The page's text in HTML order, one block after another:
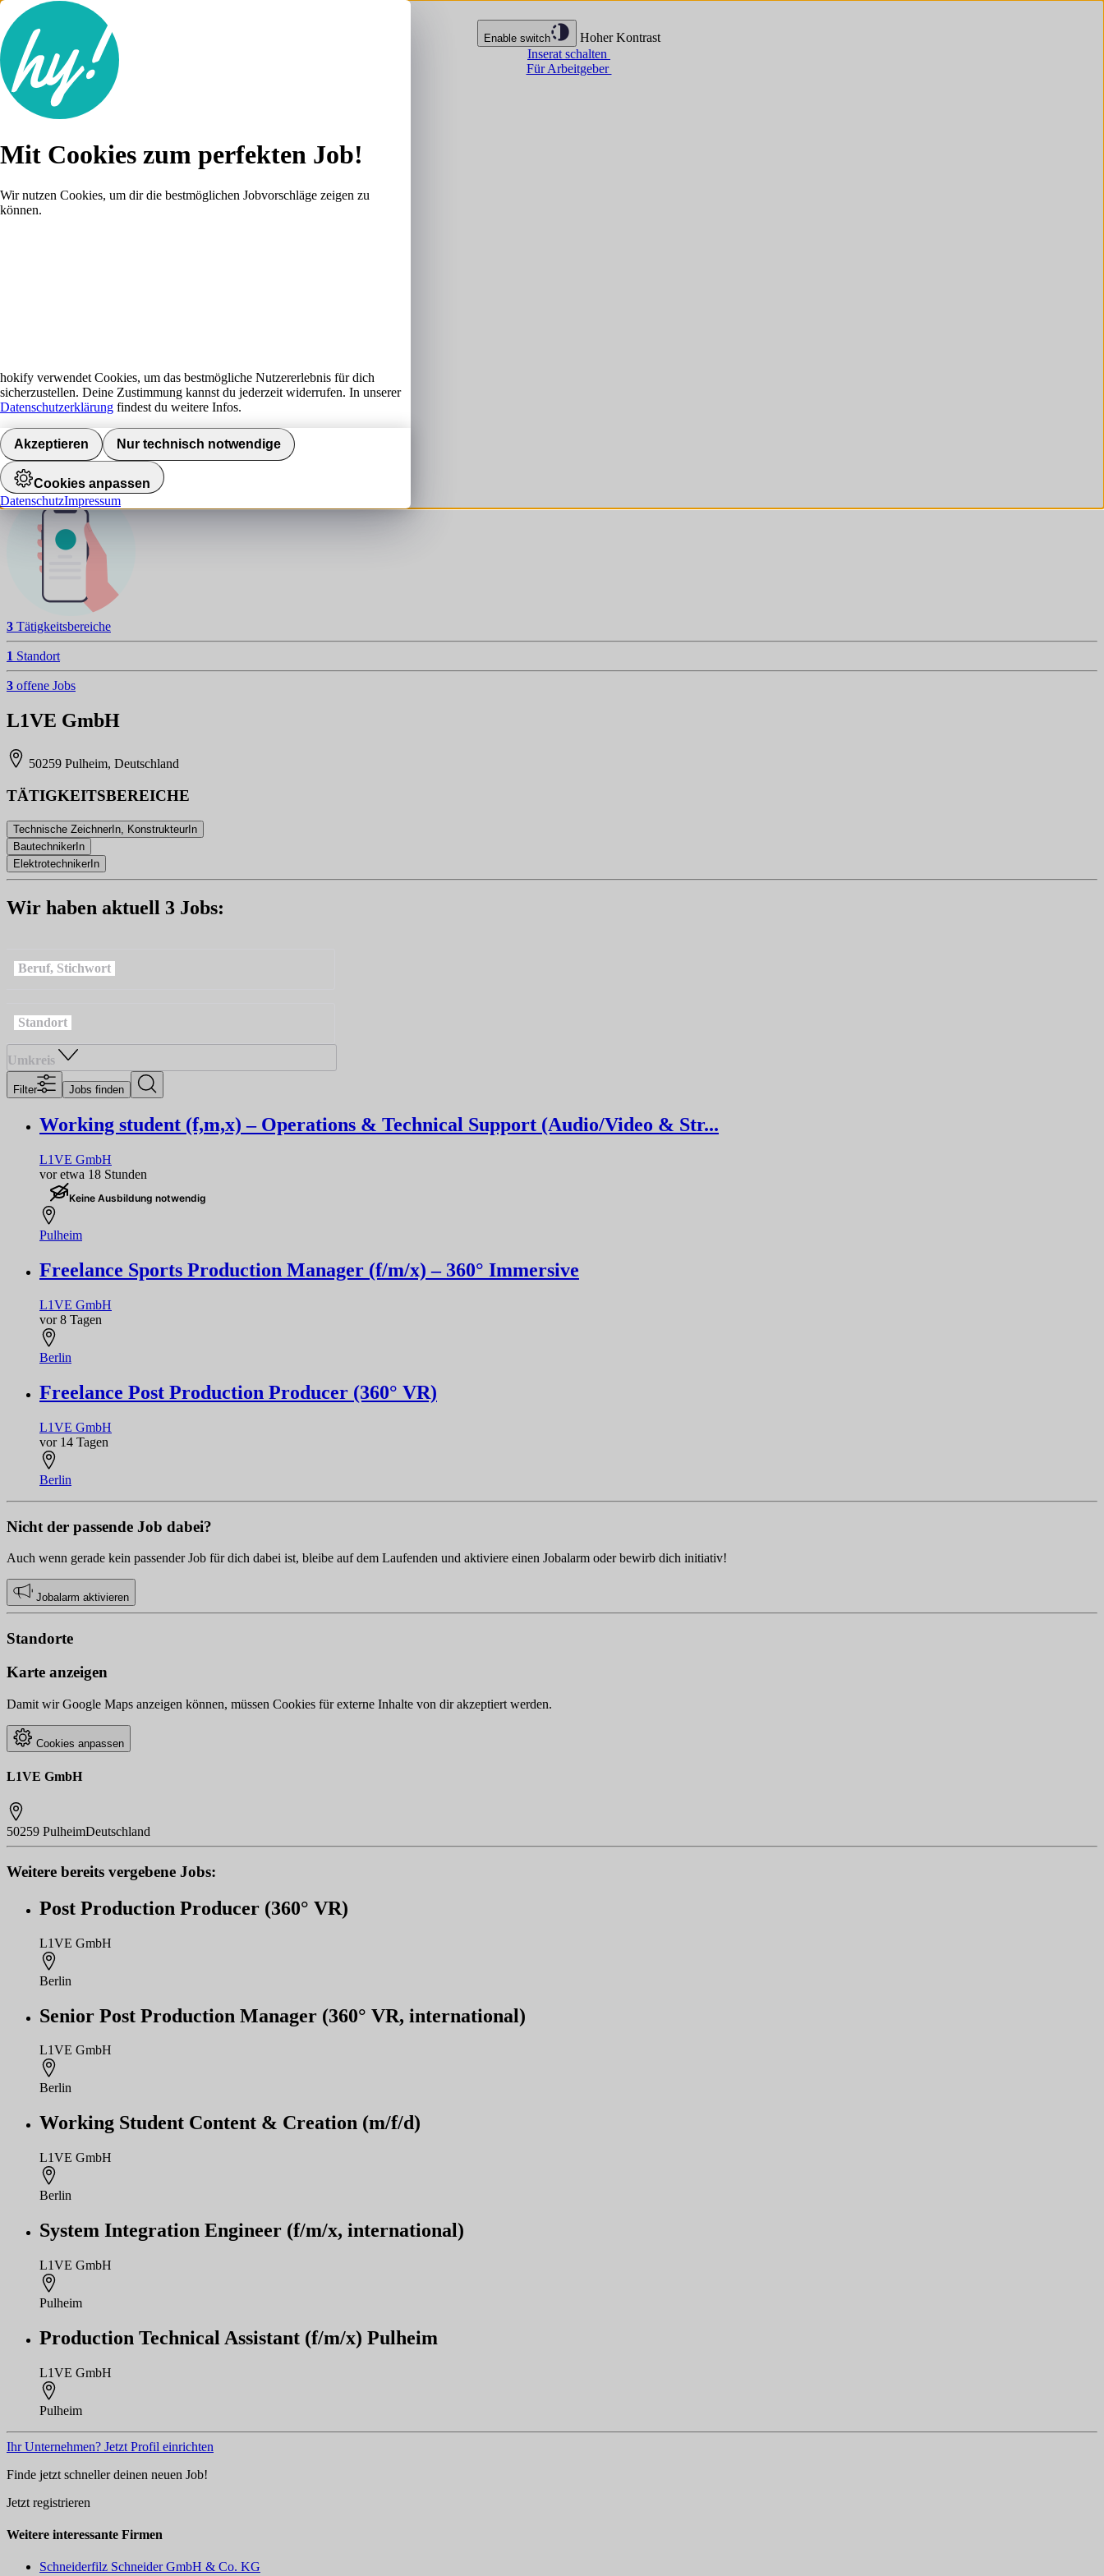
Enable switch
Hoher Kontrast
Inserat schalten
Für Arbeitgeber
Lebenslauf
L
NAVIGATION
Aktuelle Jobs
Standorte
Jobalarm aktivieren
3 Tätigkeitsbereiche
1 Standort
3 offene Jobs
L1VE GmbH
50259 Pulheim, Deutschland
TÄTIGKEITSBEREICHE
Technische ZeichnerIn, KonstrukteurIn
BautechnikerIn
ElektrotechnikerIn
Wir haben aktuell 3 Jobs:
Beruf, Stichwort
Standort
Umkreis
Filter Jobs finden
Working student (f,m,x) – Operations & Technical Support (Audio/Video & Str...
L1VE GmbH
vor etwa 18 Stunden
Keine Ausbildung notwendig
Pulheim
Freelance Sports Production Manager (f/m/x) – 360° Immersive
L1VE GmbH
vor 8 Tagen
Berlin
Freelance Post Production Producer (360° VR)
L1VE GmbH
vor 14 Tagen
Berlin
Nicht der passende Job dabei?
Auch wenn gerade kein passender Job für dich dabei ist, bleibe auf dem Laufenden und aktiviere einen Jobalarm oder bewirb dich initiativ!
Jobalarm aktivieren
Standorte
Karte anzeigen
Damit wir Google Maps anzeigen können, müssen Cookies für externe Inhalte von dir akzeptiert werden.
Cookies anpassen
L1VE GmbH
50259 PulheimDeutschland
Weitere bereits vergebene Jobs:
Post Production Producer (360° VR)
L1VE GmbH
Berlin
Senior Post Production Manager (360° VR, international)
L1VE GmbH
Berlin
Working Student Content & Creation (m/f/d)
L1VE GmbH
Berlin
System Integration Engineer (f/m/x, international)
L1VE GmbH
Pulheim
Production Technical Assistant (f/m/x) Pulheim
L1VE GmbH
Pulheim
Ihr Unternehmen? Jetzt Profil einrichten
Finde jetzt schneller deinen neuen Job!
Jetzt registrieren
Weitere interessante Firmen
Schneiderfilz Schneider GmbH & Co. KG
Mit Cookies zum perfekten Job!
Wir nutzen Cookies, um dir die bestmöglichen Jobvorschläge zeigen zu
können.
hokify verwendet Cookies, um das bestmögliche Nutzererlebnis für dich
sicherzustellen. Deine Zustimmung kannst du jederzeit widerrufen. In unserer
Datenschutzerklärung findest du weitere Infos.
Akzeptieren Nur technisch notwendige
Cookies anpassen
DatenschutzImpressum